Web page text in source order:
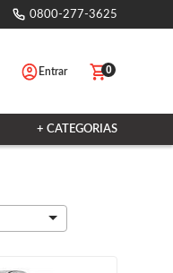
0800-277-3625
Entrar 0
+ CATEGORIAS